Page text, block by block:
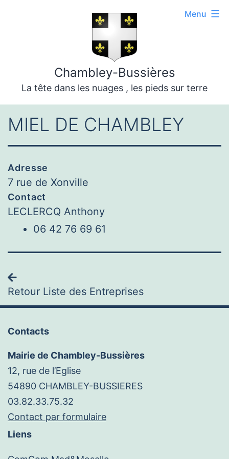
Chambley-Bussières
La tête dans les nuages , les pieds sur terre
Menu
MIEL DE CHAMBLEY
Adresse
7 rue de Xonville
Contact
LECLERCQ Anthony
06 42 76 69 61
Navigation
Retour Liste des Entreprises
Contacts
Mairie de Chambley-Bussières
12, rue de l’Eglise
54890 CHAMBLEY-BUSSIERES
03.82.33.75.32
Contact par formulaire
Liens